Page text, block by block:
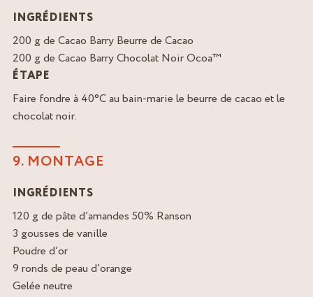
INGRÉDIENTS
200 g de Cacao Barry Beurre de Cacao
200 g de Cacao Barry Chocolat Noir Ocoa™
ÉTAPE
Faire fondre à 40°C au bain-marie le beurre de cacao et le
chocolat noir.
9. MONTAGE
INGRÉDIENTS
120 g de pâte d’amandes 50% Ranson
3 gousses de vanille
Poudre d’or
9 ronds de peau d’orange
Gelée neutre